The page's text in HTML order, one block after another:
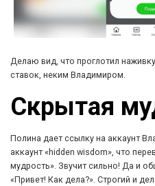
Делаю вид, что проглотил
ставок, неким Владимиром.
Скрытая
Полина дает ссылку на аккаунт
аккаунт «hidden wisdom», что
мудрость». Звучит сильно! Да и
«Привет! Как дела?». Строгий и